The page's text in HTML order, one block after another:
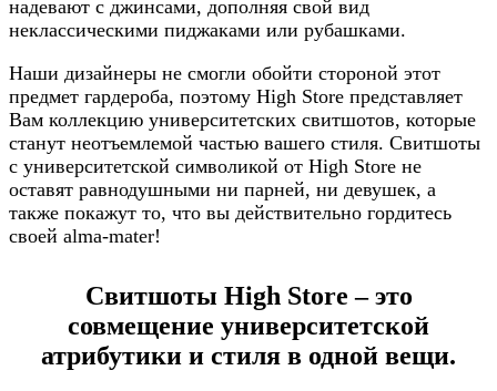
надевают с джинсами, дополняя свой вид
неклассическими пиджаками или рубашками.
Наши дизайнеры не смогли обойти стороной этот
предмет гардероба, поэтому High Store представляет
Вам коллекцию университетских свитшотов, которые
станут неотъемлемой частью вашего стиля. Свитшоты
с университетской символикой от High Store не
оставят равнодушными ни парней, ни девушек, а
также покажут то, что вы действительно гордитесь
своей alma-mater!
Свитшоты High Store – это
совмещение университетской
атрибутики и стиля в одной вещи.